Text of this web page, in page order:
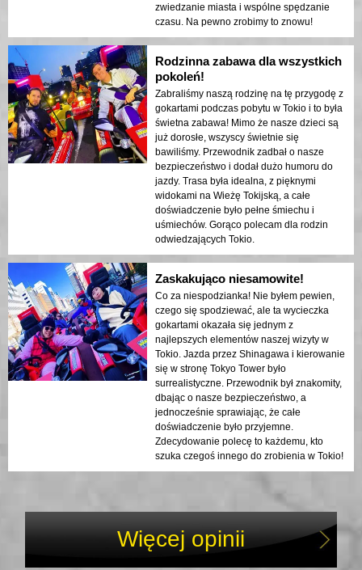
zwiedzanie miasta i wspólne spędzanie
czasu. Na pewno zrobimy to znowu!
Rodzinna zabawa dla wszystkich
pokoleń!
Zabraliśmy naszą rodzinę na tę przygodę z
gokartami podczas pobytu w Tokio i to była
świetna zabawa! Mimo że nasze dzieci są
już dorosłe, wszyscy świetnie się
bawiliśmy. Przewodnik zadbał o nasze
bezpieczeństwo i dodał dużo humoru do
jazdy. Trasa była idealna, z pięknymi
widokami na Wieżę Tokijską, a całe
doświadczenie było pełne śmiechu i
uśmiechów. Gorąco polecam dla rodzin
odwiedzających Tokio.
Zaskakująco niesamowite!
Co za niespodzianka! Nie byłem pewien,
czego się spodziewać, ale ta wycieczka
gokartami okazała się jednym z
najlepszych elementów naszej wizyty w
Tokio. Jazda przez Shinagawa i kierowanie
się w stronę Tokyo Tower było
surrealistyczne. Przewodnik był znakomity,
dbając o nasze bezpieczeństwo, a
jednocześnie sprawiając, że całe
doświadczenie było przyjemne.
Zdecydowanie polecę to każdemu, kto
szuka czegoś innego do zrobienia w Tokio!
Więcej opinii